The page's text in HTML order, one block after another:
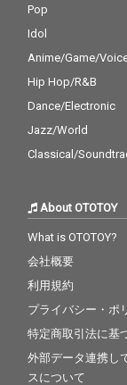
Pop
Idol
Anime/Game/
Hip Hop/R&B
Dance/Electronic
Jazz/World
Classical/
About OTOTOY
What is OTOTOY?
会社概要
利用規約
プライバシー・ポ
特定商取引法に基
外部データ連携し
スについて